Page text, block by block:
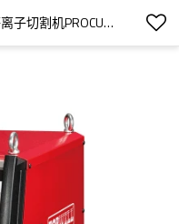
TOPWELL单气系统数控无渣等离子切割机PROCUT-105MAX风冷